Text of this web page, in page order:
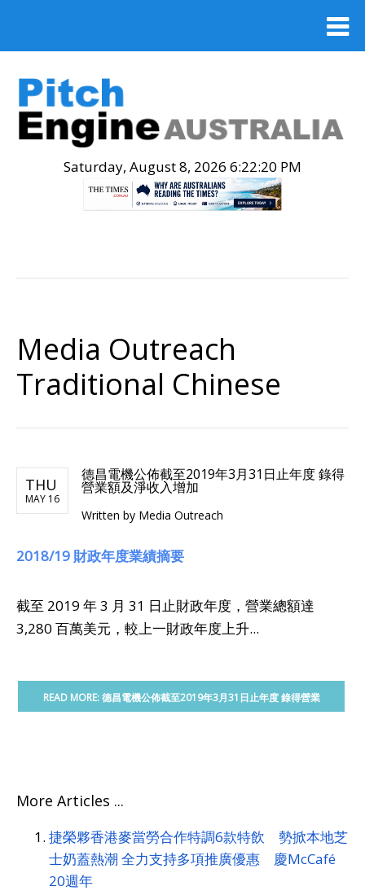
Saturday, August 8, 2026 6:22:21 PM
Media Outreach
Traditional Chinese
THU
MAY 16
德昌電機公佈截至2019年3月31日止年度 錄得
營業額及淨收入增加
Written by Media Outreach
2018/19 財政年度業績摘要
截至 2019 年 3 月 31 日止財政年度，營業總額達
3,280 百萬美元，較上一財政年度上升...
READ MORE: 德昌電機公佈截至2019年3月31日止年度 錄得營業
More Articles ...
捷榮夥香港麥當勞合作特調6款特飲 勢掀本地芝
士奶蓋熱潮 全力支持多項推廣優惠 慶McCafé
20週年